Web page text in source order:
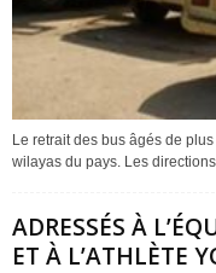
Le retrait des bus âgés de
wilayas du pays. Les
ADRESSÉS À
ET À L’ATHLÈTE